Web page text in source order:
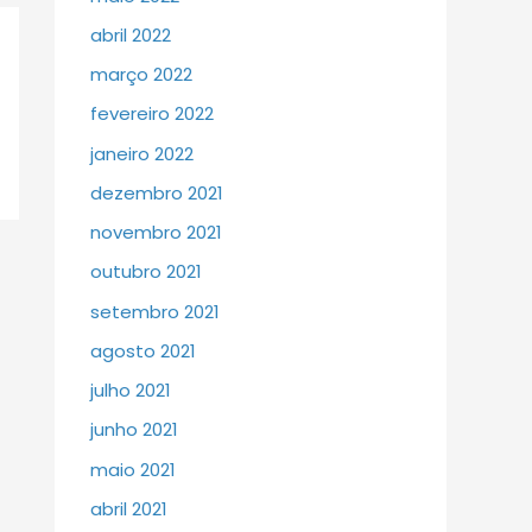
abril 2022
março 2022
fevereiro 2022
janeiro 2022
dezembro 2021
novembro 2021
outubro 2021
setembro 2021
agosto 2021
julho 2021
junho 2021
maio 2021
abril 2021